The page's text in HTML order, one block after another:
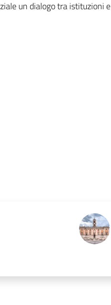
un dialogo tra istituzioni e